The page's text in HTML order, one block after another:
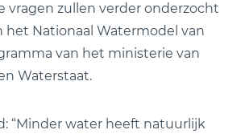
vragen zullen verder onderzocht
Nationaal Watermodel van
van het ministerie van
Waterstaat.
“Minder water heeft natuurlijk